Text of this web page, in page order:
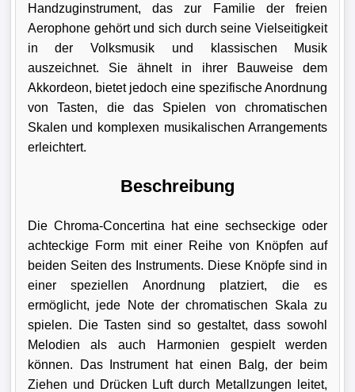
Handzuginstrument, das zur Familie der freien
Aerophone gehört und sich durch seine Vielseitigkeit
in der Volksmusik und klassischen Musik
auszeichnet. Sie ähnelt in ihrer Bauweise dem
Akkordeon, bietet jedoch eine spezifische Anordnung
von Tasten, die das Spielen von chromatischen
Skalen und komplexen musikalischen Arrangements
erleichtert.
Beschreibung
Die Chroma-Concertina hat eine sechseckige oder
achteckige Form mit einer Reihe von Knöpfen auf
beiden Seiten des Instruments. Diese Knöpfe sind in
einer speziellen Anordnung platziert, die es
ermöglicht, jede Note der chromatischen Skala zu
spielen. Die Tasten sind so gestaltet, dass sowohl
Melodien als auch Harmonien gespielt werden
können. Das Instrument hat einen Balg, der beim
Ziehen und Drücken Luft durch Metallzungen leitet,